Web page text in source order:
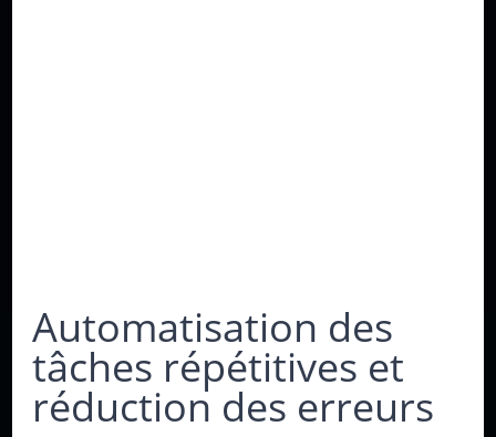
Automatisation des
tâches répétitives et
réduction des erreurs